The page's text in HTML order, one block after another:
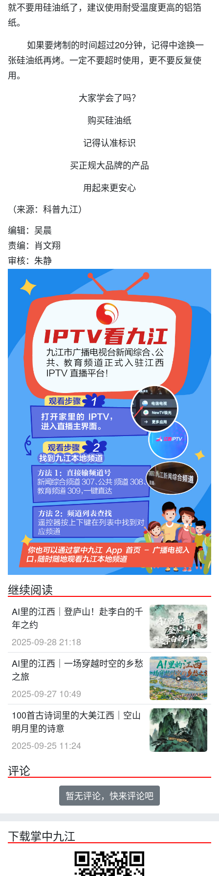
就不要用硅油纸了，建议使用耐受温度更高的铝箔
纸。
如果要烤制的时间超过20分钟，记得中途换一
张硅油纸再烤。一定不要超时使用，更不要反复使
用。
大家学会了吗？
购买硅油纸
记得认准标识
买正规大品牌的产品
用起来更安心
（来源：科普九江）
编辑：吴晨
责编：肖文翔
审核：朱静
继续阅读
AI里的江西｜登庐山！赴李白的千
年之约
2025-09-28 21:18
AI里的江西｜一场穿越时空的乡愁
之旅
2025-09-27 10:49
100首古诗词里的大美江西｜空山
明月里的诗意
2025-09-25 11:24
评论
暂无评论，快来评论吧
下载掌中九江